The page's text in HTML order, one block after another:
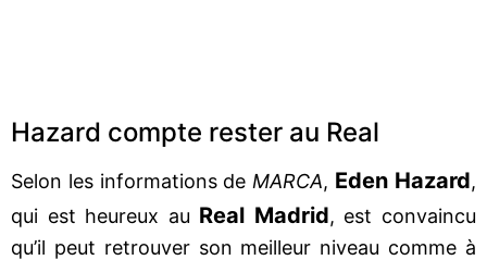
Hazard compte rester au Real
Selon les informations de MARCA, Eden Hazard,
qui est heureux au Real Madrid, est convaincu
qu’il peut retrouver son meilleur niveau comme à